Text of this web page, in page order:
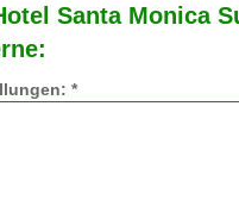
Santa Monica
*